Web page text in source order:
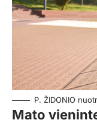
P. ŽIDONIO
Mato